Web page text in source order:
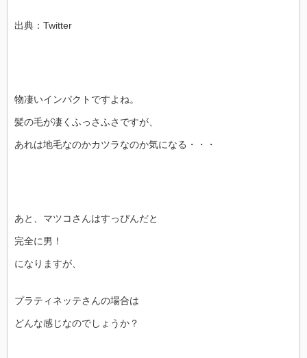
出典：Twitter
物凄いインパクトですよね。
髪の毛が凄くふっさふさですが、
あれは地毛なのかカツラなのか気になる・・・
あと、マツコさんはすっぴんだと
完全に男！
になりますが、
プラティネッテさんの場合は
どんな感じなのでしょうか？